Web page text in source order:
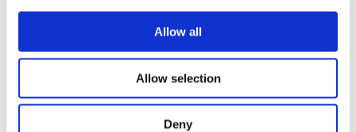
Allow all
Allow selection
Deny